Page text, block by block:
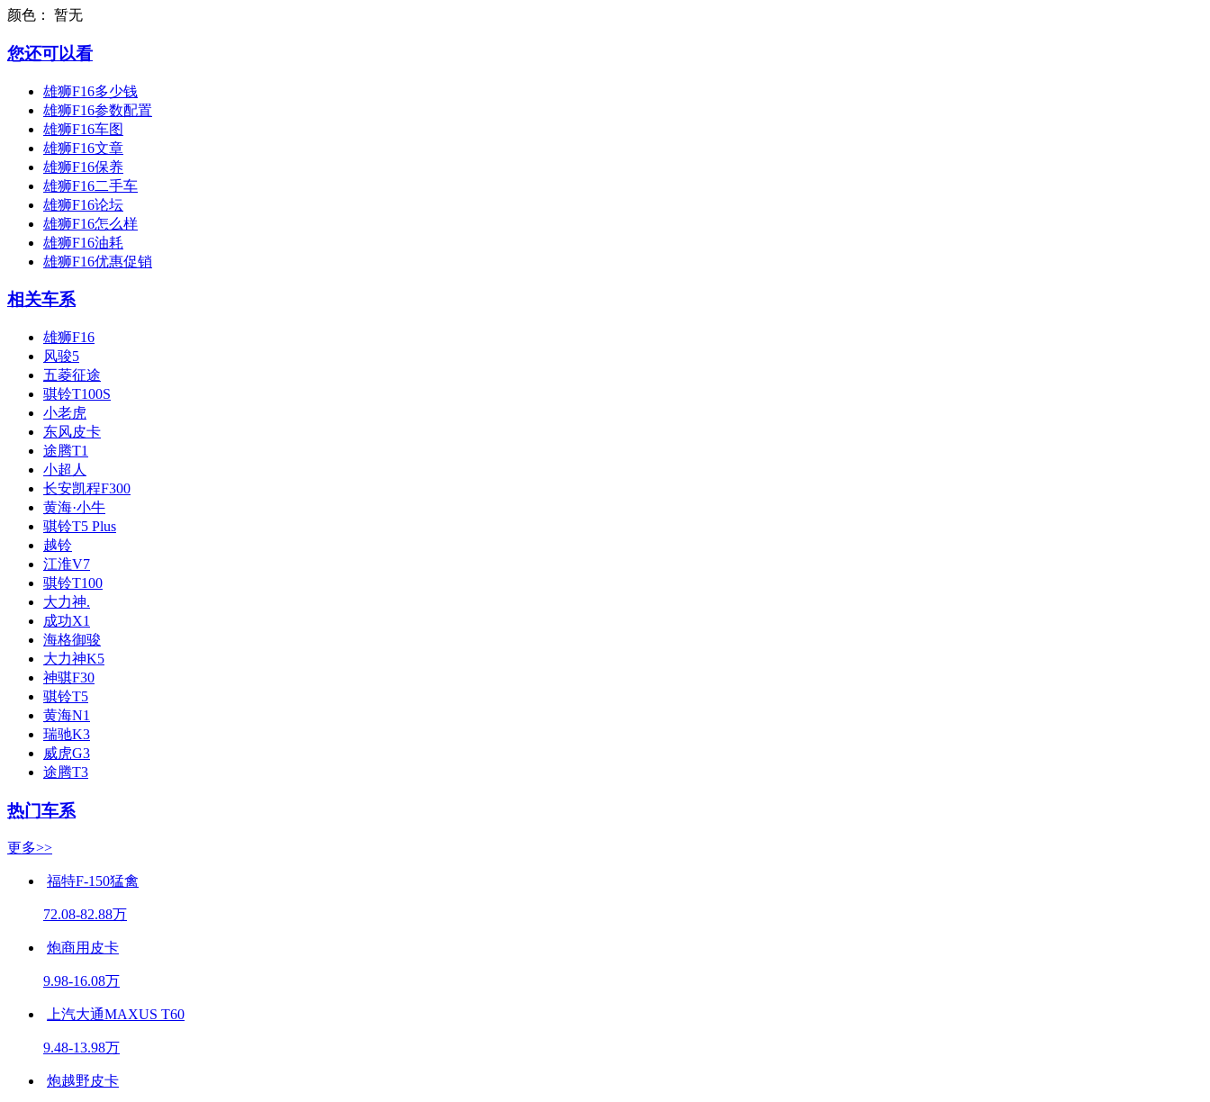
颜色： 暂无
您还可以看
雄狮F16多少钱
雄狮F16参数配置
雄狮F16车图
雄狮F16文章
雄狮F16保养
雄狮F16二手车
雄狮F16论坛
雄狮F16怎么样
雄狮F16油耗
雄狮F16优惠促销
相关车系
雄狮F16
风骏5
五菱征途
骐铃T100S
小老虎
东风皮卡
途腾T1
小超人
长安凯程F300
黄海·小牛
骐铃T5 Plus
越铃
江淮V7
骐铃T100
大力神.
成功X1
海格御骏
大力神K5
神骐F30
骐铃T5
黄海N1
瑞驰K3
威虎G3
途腾T3
热门车系
更多>>
福特F-150猛禽
72.08-82.88万
炮商用皮卡
9.98-16.08万
上汽大通MAXUS T60
9.48-13.98万
炮越野皮卡